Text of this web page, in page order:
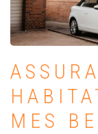
MES